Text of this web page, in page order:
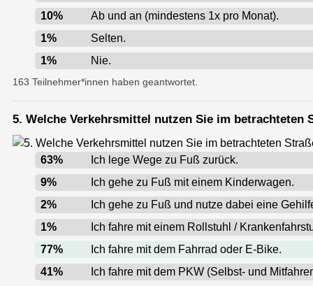
10%
Ab und an (mindestens 1x pro Monat).
1%
Selten.
1% Nie.
163 Teilnehmer*innen haben geantwortet.
5. Welche Verkehrsmittel nutzen Sie im betrachteten
63%
Ich lege Wege zu Fuß zurück.
9%
Ich gehe zu Fuß mit einem Kinderwagen.
2%
Ich gehe zu Fuß und nutze dabei eine
1%
Ich fahre mit einem Rollstuhl /
77%
Ich fahre mit dem Fahrrad oder E-Bike.
41%
Ich fahre mit dem PKW (Selbst- und